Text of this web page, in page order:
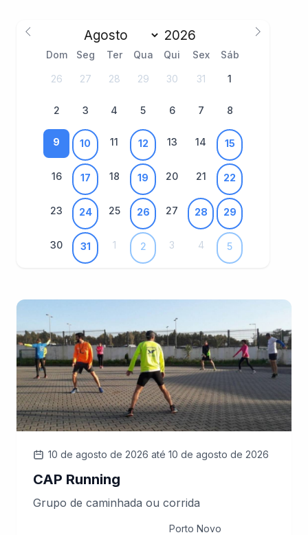
Dom Seg Ter Qua Qui Sex Sáb
26 27 28 29 30 31 1
2 3 4 5 6 7 8
9 10 11 12 13 14 15
16 17 18 19 20 21 22
23 24 25 26 27 28 29
30 31 1 2 3 4 5
10 de agosto de 2026 até 10 de agosto de 2026
CAP Running
Grupo de caminhada ou corrida
Porto Novo